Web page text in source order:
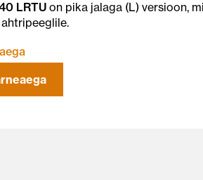
LRTU on pika jalaga (L) versioon,
ahtripeeglile.